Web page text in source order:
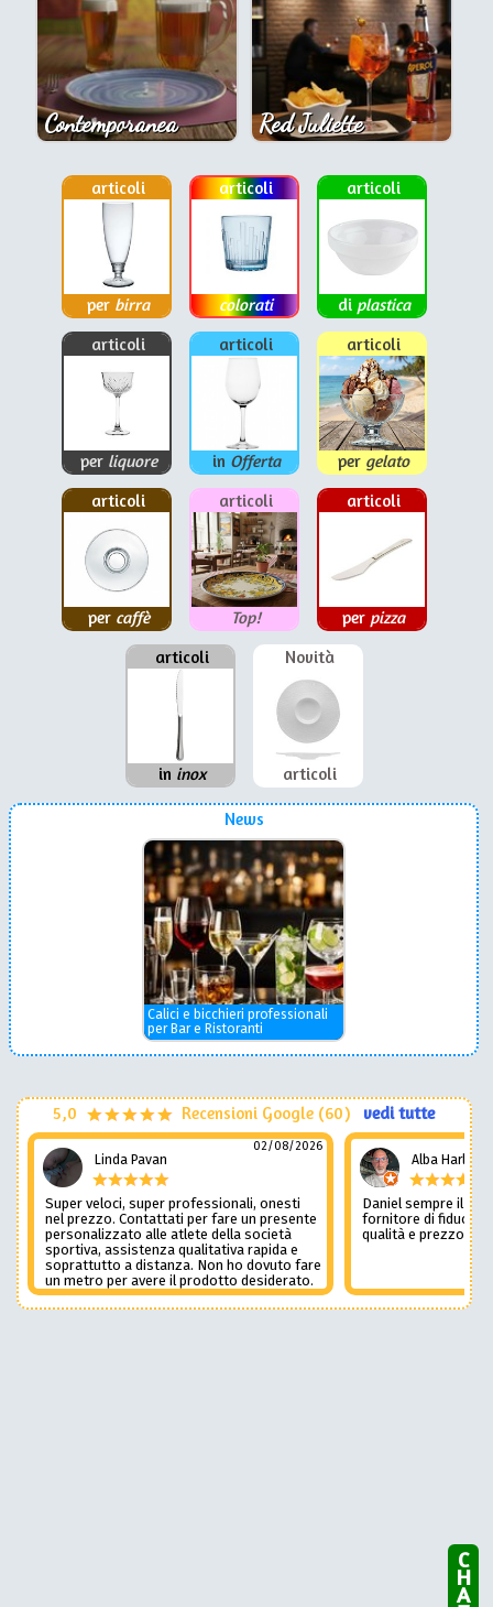
CHAT
Contemporanea Red Juliette
articoli
per birra
articoli
colorati
articoli
di plastica
articoli
per liquore
articoli
in Offerta
articoli
per gelato
articoli
per caffè
articoli
Top!
articoli
per pizza
articoli
in inox
Novità
articoli
News
Calici e bicchieri professionali
per Bar e Ristoranti
5,0 Recensioni Google (60) vedi tutte
Linda Pavan
02/08/2026
Super veloci, super professionali, onesti
nel prezzo. Contattati per fare un presente
personalizzato alle atlete della società
sportiva, assistenza qualitativa rapida e
soprattutto a distanza. Non ho dovuto fare
un metro per avere il prodotto desiderato.
Una assistenza del genere è rara e
preziosa. Credo li contatterò ancora in
Alba Harley
Daniel sempre il
fornitore di fiducia
qualità e prezzo